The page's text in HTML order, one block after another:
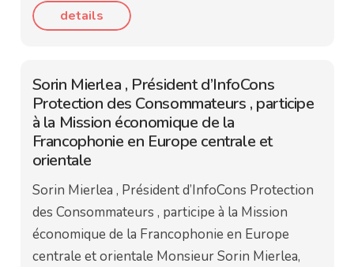
details
Sorin Mierlea , Président d’InfoCons
Protection des Consommateurs , participe
à la Mission économique de la
Francophonie en Europe centrale et
orientale
Sorin Mierlea , Président d’InfoCons Protection
des Consommateurs , participe à la Mission
économique de la Francophonie en Europe
centrale et orientale Monsieur Sorin Mierlea,